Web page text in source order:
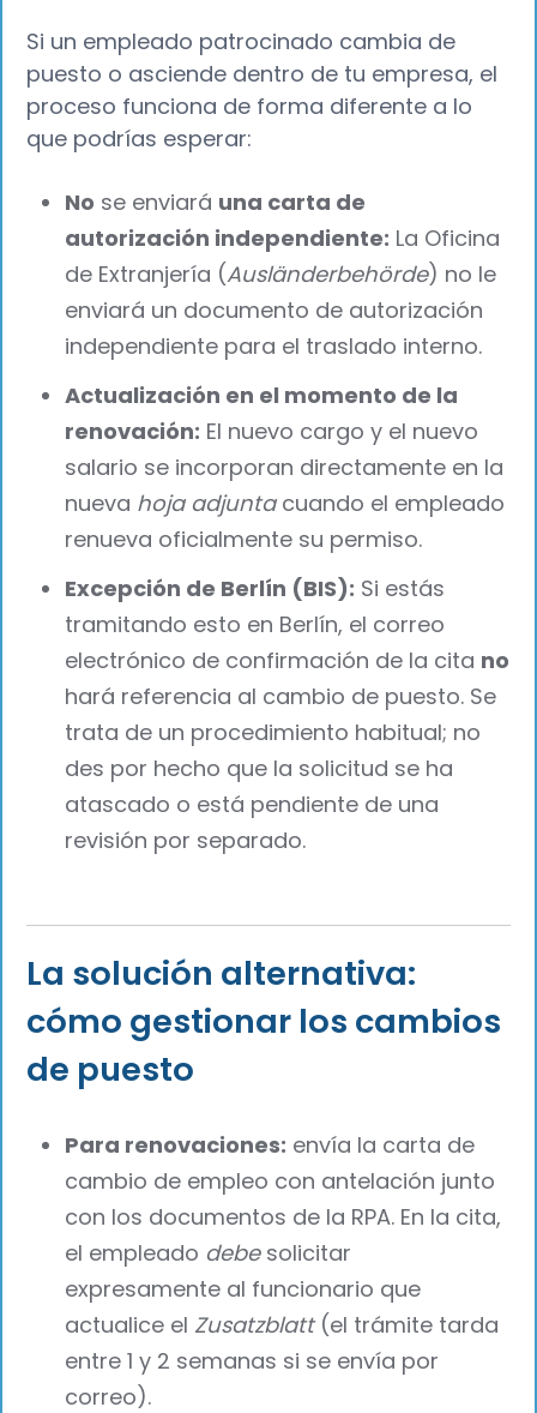
Si un empleado patrocinado cambia de
puesto o asciende dentro de tu empresa, el
proceso funciona de forma diferente a lo
que podrías esperar:
No se enviará una carta de
autorización independiente: La Oficina
de Extranjería (Ausländerbehörde) no le
enviará un documento de autorización
independiente para el traslado interno.
Actualización en el momento de la
renovación: El nuevo cargo y el nuevo
salario se incorporan directamente en la
nueva hoja adjuntacuando el empleado
renueva oficialmente su permiso.
Excepción de Berlín (BIS): Si estás
tramitando esto en Berlín, el correo
electrónico de confirmación de la cita no
hará referencia al cambio de puesto. Se
trata de un procedimiento habitual; no
des por hecho que la solicitud se ha
atascado o está pendiente de una
revisión por separado.
La solución alternativa:
cómo gestionar los cambios
de puesto
Para renovaciones: envía la carta de
cambio de empleo con antelación junto
con los documentos de la RPA. En la cita,
el empleado debesolicitar
expresamente al funcionario que
actualice el Zusatzblatt(el trámite tarda
entre 1 y 2 semanas si se envía por
correo).